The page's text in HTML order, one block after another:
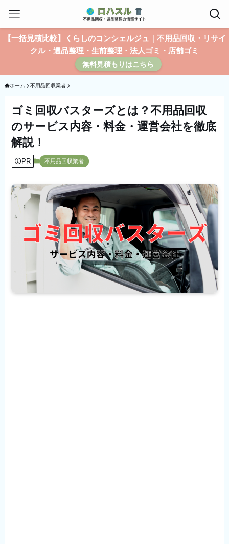
【一括見積比較】くらしのコンシェルジュ｜不用品回収・リサイ
クル・遺品整理・生前整理・法人ゴミ・店舗ゴミ
無料見積もりはこちら
ホーム 不用品回収業者
ゴミ回収バスターズとは？不用品回収
のサービス内容・料金・運営会社を徹底
解説！
PR 不用品回収業者